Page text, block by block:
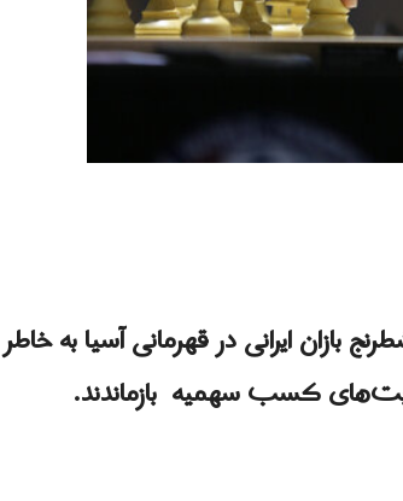
ایرانى در قهرمانی آسیا به خاطر
کسب سهمیه بازماندند.